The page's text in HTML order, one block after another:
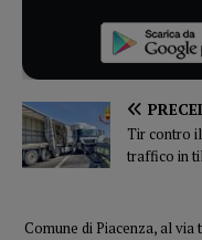
Tir contro
traffico in
Comune di Piacenza, al